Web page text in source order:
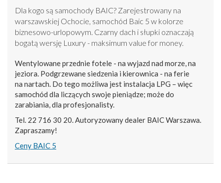
Dla kogo są samochody BAIC? Zarejestrowany na
warszawskiej Ochocie, samochód Baic 5 w kolorze
biznesowo-urlopowym. Czarny dach i słupki oznaczają
bogatą wersję Luxury - maksimum value for money.
Wentylowane przednie fotele - na wyjazd nad morze, na
jeziora. Podgrzewane siedzenia i kierownica - na ferie
na nartach. Do tego możliwa jest instalacja LPG – więc
samochód dla liczących swoje pieniądze; może do
zarabiania, dla profesjonalisty.
Tel. 22 716 30 20. Autoryzowany dealer BAIC Warszawa.
Zapraszamy!
Ceny BAIC 5